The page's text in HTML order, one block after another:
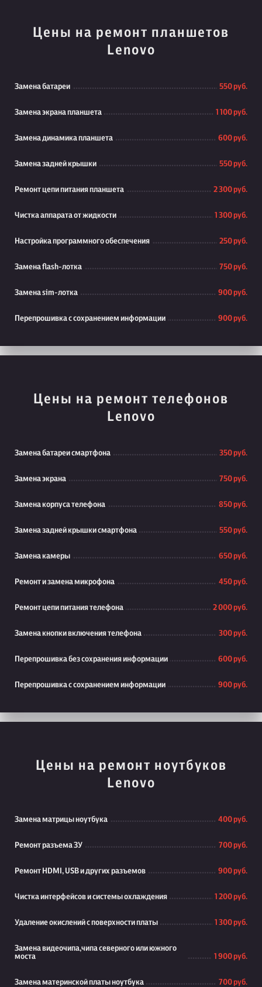
Цены на ремонт планшетов
Lenovo
Замена батареи 550 руб.
Замена экрана планшета 1 100 руб.
Замена динамика планшета 600 руб.
Замена задней крышки 550 руб.
Ремонт цепи питания планшета 2 300 руб.
Чистка аппарата от жидкости 1 300 руб.
Настройка программного обеспечения 250 руб.
Замена flash-лотка 750 руб.
Замена sim-лотка 900 руб.
Перепрошивка с сохранением информации 900 руб.
Цены на ремонт телефонов
Lenovo
Замена батареи смартфона 350 руб.
Замена экрана 750 руб.
Замена корпуса телефона 850 руб.
Замена задней крышки смартфона 550 руб.
Замена камеры 650 руб.
Ремонт и замена микрофона 450 руб.
Ремонт цепи питания телефона 2 000 руб.
Замена кнопки включения телефона 300 руб.
Перепрошивка без сохранения информации 600 руб.
Перепрошивка с сохранением информации 900 руб.
Цены на ремонт ноутбуков
Lenovo
Замена матрицы ноутбука 400 руб.
Ремонт разъема ЗУ 700 руб.
Ремонт HDMI, USB и других разъемов 900 руб.
Чистка интерфейсов и системы охлаждения 1 200 руб.
Удаление окислений с поверхности платы 1 300 руб.
Замена видеочипа,чипа северного или южного
моста
1 900 руб.
Замена материнской платы ноутбука 700 руб.